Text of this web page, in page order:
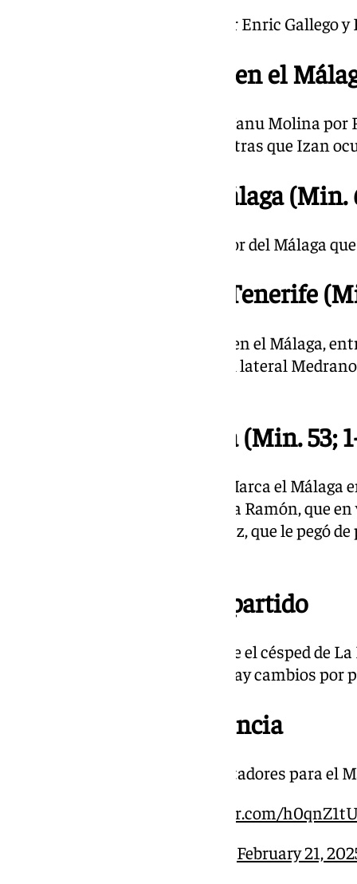
Entran Maikel Mesa y Ángel por Enric Gallego y
21.52 | Doble cambio en el
Entran Luismi, ovacionado, y Manu Molina por
pasa a la banda izquierda, mientras que Izan
21.51 | Amarilla al Málaga (Min.
Julen Lobete es el primer jugador del Málaga
21.47 | Cambio en el Tenerife
Se marcha Juande, con pasado en el Málaga,
malaguista. Entra en su lugar el lateral
21.41 | Gol del Málaga (Min. 53;
Goooooolllll de Dani Sánchez. Marca el Málaga
mitad. Sirvió el saque de esquina Ramón, que
frontal. Allí estaba Dani Sánchez, que le pegó
21.31 | Se reanuda el partido
Ya rueda de nuevo el balón sobre el césped de
parte del Málaga-Tenerife. No hay cambios por
21.20 | Dato de asistencia
El Málaga registra 24.916 espectadores para el
pic.twitter.com/
February 21,